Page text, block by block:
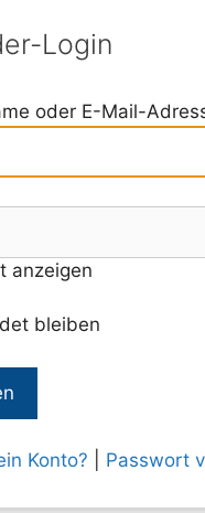
Login
oder E-Mail-
anzeigen
bleiben
Konto? Passwort